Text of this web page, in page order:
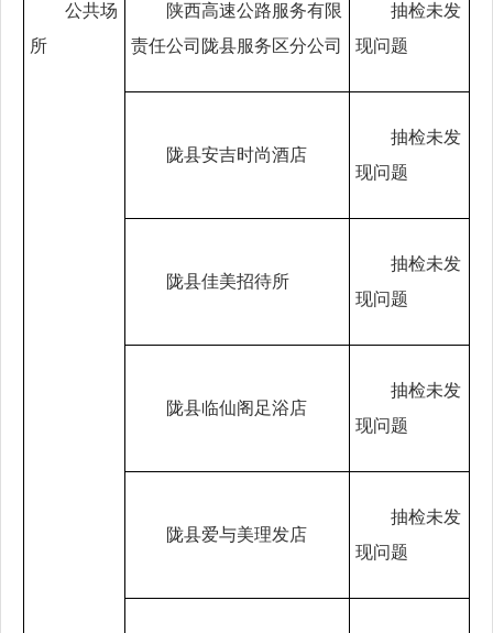
公共场
所
陕西高速公路服务有限
责任公司陇县服务区分公司
抽检未发
现问题
陇县安吉时尚酒店
抽检未发
现问题
陇县佳美招待所
抽检未发
现问题
陇县临仙阁足浴店
抽检未发
现问题
陇县爱与美理发店
抽检未发
现问题